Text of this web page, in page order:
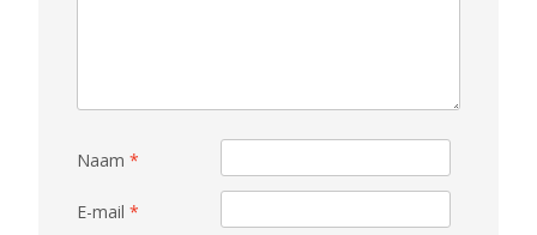
Naam *
E-mail *